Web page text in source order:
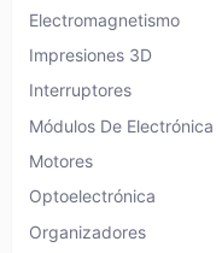
Electromagnetismo
Impresiones 3D
Interruptores
Módulos De Electrónica
Motores
Optoelectrónica
Organizadores